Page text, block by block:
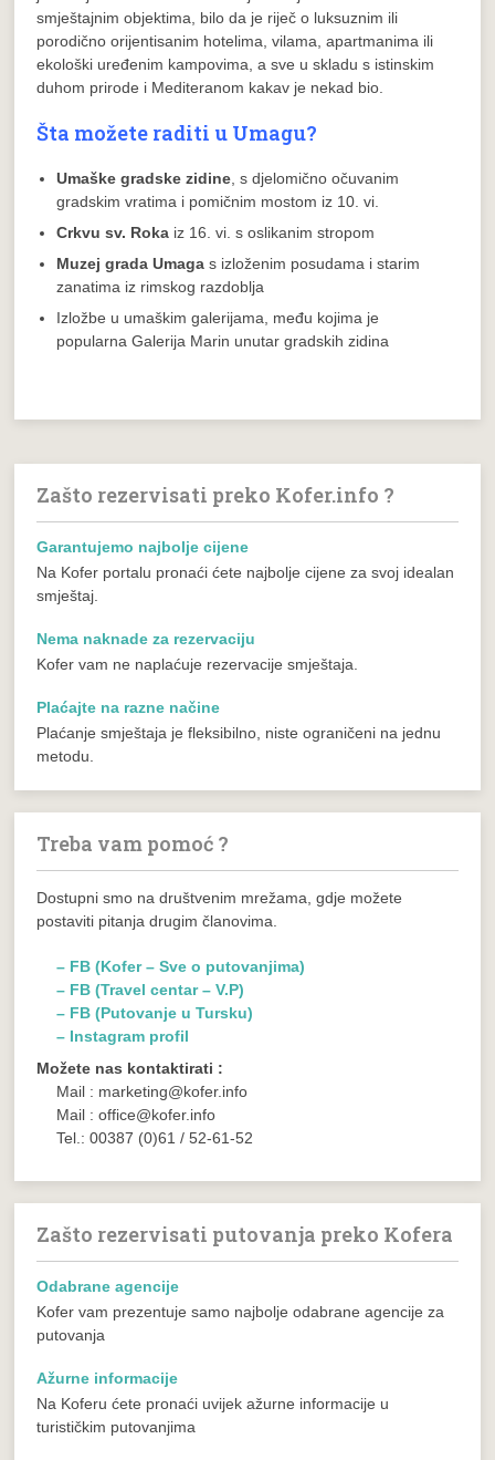
smještajnim objektima, bilo da je riječ o luksuznim ili
porodično orijentisanim hotelima, vilama, apartmanima ili
ekološki uređenim kampovima, a sve u skladu s istinskim
duhom prirode i Mediteranom kakav je nekad bio.
Šta možete raditi u Umagu?
Umaške gradske zidine , s djelomično očuvanim
gradskim vratima i pomičnim mostom iz 10. vi.
Crkvu sv. Roka iz 16. vi. s oslikanim stropom
Muzej grada Umaga s izloženim posudama i starim
zanatima iz rimskog razdoblja
Izložbe u umaškim galerijama, među kojima je
popularna Galerija Marin unutar gradskih zidina
Zašto rezervisati preko Kofer.info ?
Garantujemo najbolje cijene
Na Kofer portalu pronaći ćete najbolje cijene za svoj idealan
smještaj.
Nema naknade za rezervaciju
Kofer vam ne naplaćuje rezervacije smještaja.
Plaćajte na razne načine
Plaćanje smještaja je fleksibilno, niste ograničeni na jednu
metodu.
Treba vam pomoć ?
Dostupni smo na društvenim mrežama, gdje možete
postaviti pitanja drugim članovima.
– FB (Kofer – Sve o putovanjima)
– FB (Travel centar – V.P)
– FB (Putovanje u Tursku)
– Instagram profil
Možete nas kontaktirati :
Mail : marketing@kofer.info
Mail : office@kofer.info
Tel.: 00387 (0)61 / 52-61-52
Zašto rezervisati putovanja preko Kofera
Odabrane agencije
Kofer vam prezentuje samo najbolje odabrane agencije za
putovanja
Ažurne informacije
Na Koferu ćete pronaći uvijek ažurne informacije u
turističkim putovanjima